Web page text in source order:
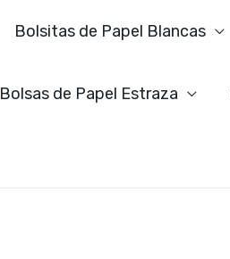
Bolsitas de Papel Blancas
Bolsas de Papel Estraza